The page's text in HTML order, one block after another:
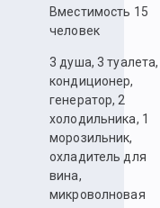
Вместимость 15
человек
3 душа, 3 туалета,
кондиционер,
генератор, 2
холодильника, 1
морозильник,
охладитель для
вина,
микроволновая